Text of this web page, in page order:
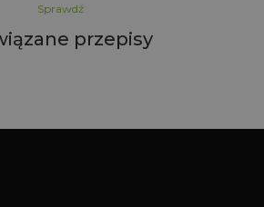
Sprawdź
przepisy